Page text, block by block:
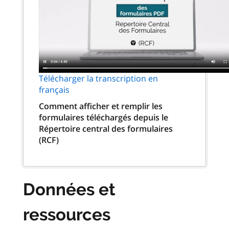
Télécharger la transcription en
français
Comment afficher et remplir les
formulaires téléchargés depuis le
Répertoire central des formulaires
(RCF)
Données et
ressources